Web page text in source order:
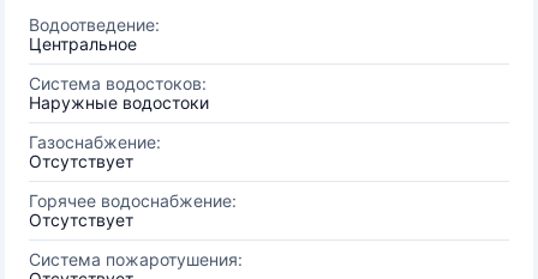
Водоотведение:
Центральное
Система водостоков:
Наружные водостоки
Газоснабжение:
Отсутствует
Горячее водоснабжение:
Отсутствует
Система пожаротушения: